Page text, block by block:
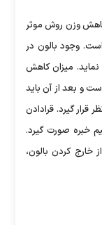
وزن روش موثر
وجود بالون در
میزان کاهش
آن بین ۹ تا ۱۸ کیلوگرم است و بعد از آن باید
قرار گیرد. قرادادن
خبره صورت گیرد.
خارج کردن بالون،